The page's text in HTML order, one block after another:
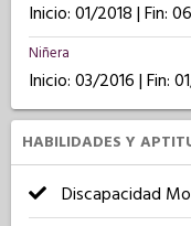
Inicio: 01/2018 | Fin:
Niñera
Inicio: 03/2016 | Fin:
HABILIDADES Y
Discapacidad